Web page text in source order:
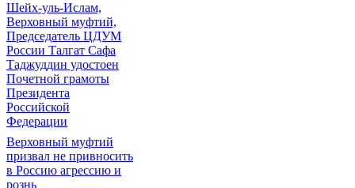
Шейх-уль-Ислам,
Верховный муфтий,
Председатель ЦДУМ
России Талгат Сафа
Таджуддин удостоен
Почетной грамоты
Президента
Российской
Федерации
Верховный муфтий
призвал не привносить
в Россию агрессию и
рознь